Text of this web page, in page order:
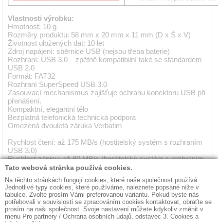
Vlastnosti výrobku:
Hmotnost: 10 g
Rozměry produktu: 58 mm x 20 mm x 11 mm (D x Š x V)
Životnost uložených dat: 10 let
Zdroj napájení: sběrnice USB (nejsou třeba baterie)
Rozhraní: USB 3.0 – zpětně kompatibilní také se standardem
USB 2.0
Formát: FAT32
Rozhraní SuperSpeed USB 3.0
Zasouvací mechanismus zajišťuje ochranu konektoru USB při
přenášení.
Kompaktní, elegantní tělo
Bezplatná telefonická technická podpora
Omezená dvouletá záruka Verbatim
Rychlost čtení: až 175 MB/s (hostitelský systém s rozhraním
USB 3.0)
Rychlost zápisu: až 80 MB/s (hostitelský systém s rozhraním
USB 3.0)